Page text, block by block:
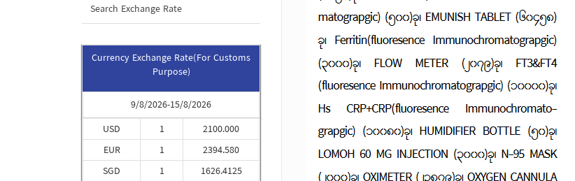
Search Exchange Rate
Currency Exchange Rate(For Customs
Purpose)
9/8/2026-15/8/2026
USD
EUR
SGD
1
1
1
2100.000
2394.580
1626.4125